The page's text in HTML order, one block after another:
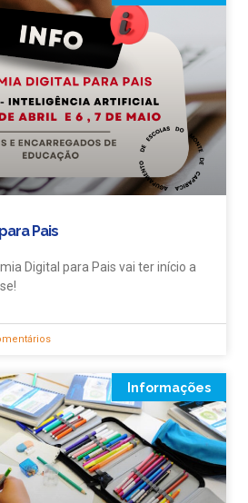
Pais
Digital para Pais vai ter início a
Informações